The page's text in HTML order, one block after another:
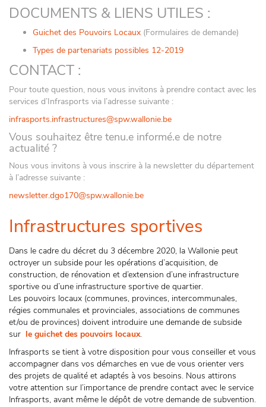
DOCUMENTS & LIENS UTILES :
Guichet des Pouvoirs Locaux (Formulaires de demande)
Types de partenariats possibles 12-2019
CONTACT :
Pour toute question, nous vous invitons à prendre contact avec les
services d’Infrasports via l’adresse suivante :
infrasports.infrastructures@spw.wallonie.be
Vous souhaitez être tenu.e informé.e de notre
actualité ?
Nous vous invitons à vous inscrire à la newsletter du département
à l’adresse suivante :
newsletter.dgo170@spw.wallonie.be
Infrastructures sportives
Dans le cadre du décret du 3 décembre 2020, la Wallonie peut
octroyer un subside pour les opérations d’acquisition, de
construction, de rénovation et d’extension d’une infrastructure
sportive ou d’une infrastructure sportive de quartier.
Les pouvoirs locaux (communes, provinces, intercommunales,
régies communales et provinciales, associations de communes
et/ou de provinces) doivent introduire une demande de subside
sur le guichet des pouvoirs locaux.
Infrasports se tient à votre disposition pour vous conseiller et vous
accompagner dans vos démarches en vue de vous orienter vers
des projets de qualité et adaptés à vos besoins. Nous attirons
votre attention sur l’importance de prendre contact avec le service
Infrasports, avant même le dépôt de votre demande de subvention.